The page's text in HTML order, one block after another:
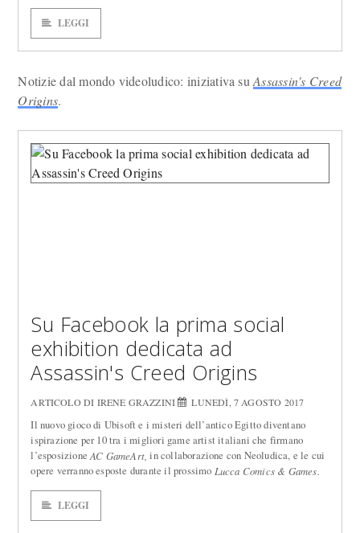
LEGGI
Notizie dal mondo videoludico: iniziativa suAssassin's Creed
Origins.
Su Facebook la prima social
exhibition dedicata ad
Assassin's Creed Origins
ARTICOLO DI IRENE GRAZZINI LUNEDÌ, 7 AGOSTO 2017
Il nuovo gioco di Ubisoft e i misteri dell’antico Egitto diventano
ispirazione per 10 tra i migliori game artist italiani che firmano
l’esposizione AC GameArt,in collaborazione con Neoludica, e le cui
opere verranno esposte durante il prossimo Lucca Comics & Games.
LEGGI